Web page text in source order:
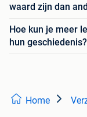
waard zijn dan
Hoe kun je meer
hun geschiedenis?
Home